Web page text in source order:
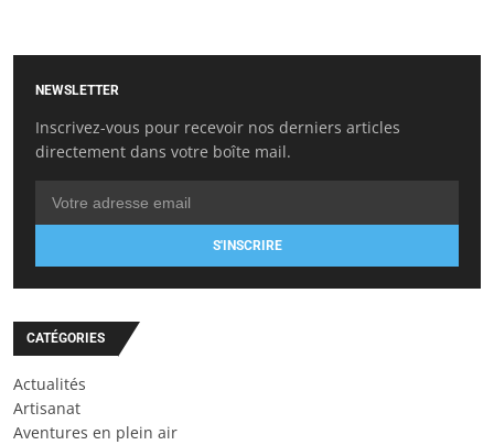
NEWSLETTER
Inscrivez-vous pour recevoir nos derniers articles
directement dans votre boîte mail.
S'INSCRIRE
CATÉGORIES
Actualités
Artisanat
Aventures en plein air